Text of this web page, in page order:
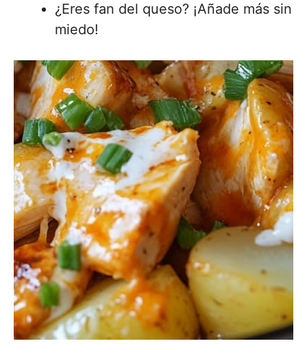
¿Eres fan del queso? ¡Añade más sin
miedo!